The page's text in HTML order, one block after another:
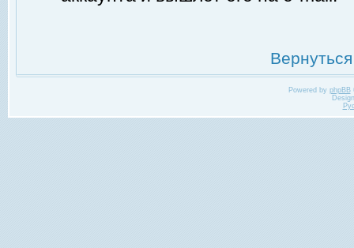
Powered by phpBB